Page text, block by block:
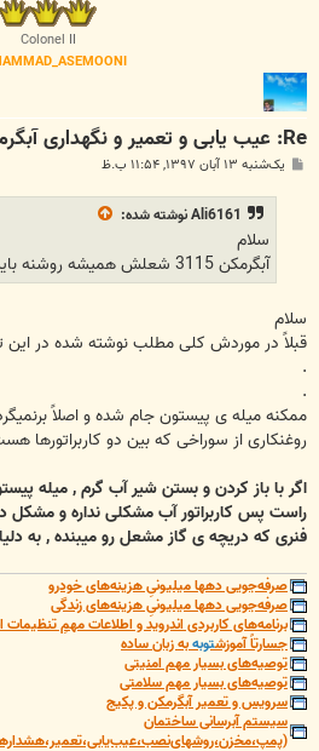
Colonel II
Re: عیب یابی و تعمیر و نگهداری آبگرمکن و پکیج در این تاپیک
پ یک‌شنبه ۱۳ آبان ۱۳۹۷, ۱۱:۵۴ ب.ظ
Ali6161نوشته شده:
سلام
آبگرمکن 3115 شعلش همیشه روشنه باید چکارش کرد
سلام
قبلاً در موردش کلی مطلب نوشته شده در این
ممکنه میله ی پیستون جام شده و اصلاً
روغنکاری از سوراخی که بین دو کاربراتورها
اگر با باز کردن و بستن شیر آب گرم , میله
راست پس کاربراتور آب مشکلی نداره و مشکل
فنری که دریچه ی گاز مشعل رو میبنده , به
صرفه‌جویی دهها میلیونیِ هزینه‌های خودرو
صرفه‌جویی دهها میلیونیِ هزینه‌های زندگی
برنامه‌های کاربردی اندروید و اطلاعات مهمِ تنظیمات
جسارتاً آموزشتوبهبه زبان ساده
توصیه‌های بسیار مهم امنیتی
توصیه‌های بسیار مهم سلامتی
سرویس و تعمیر آبگرمکن و پکیج
سیستم آبرسانی ساختمان